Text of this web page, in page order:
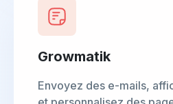
Growmatik
Envoyez des e-mails,